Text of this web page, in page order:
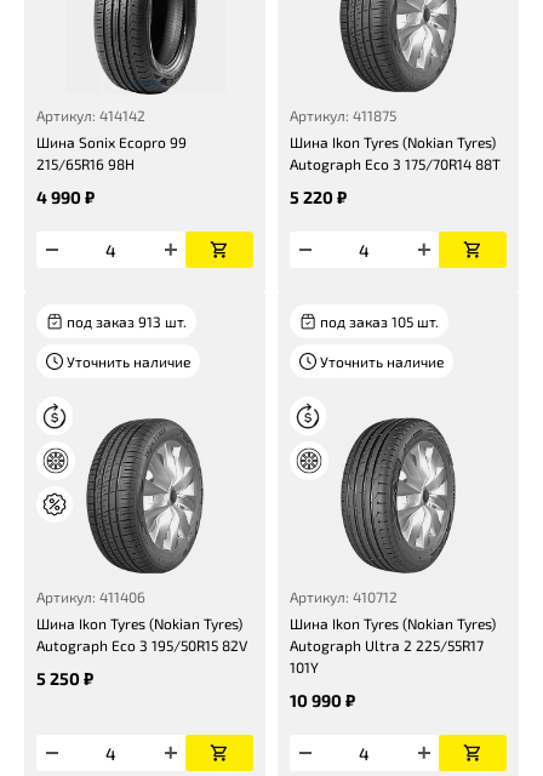
Артикул: 414142
Шина Sonix Ecopro 99
215/65R16 98H
4 990 ₽
Артикул: 411875
Шина Ikon Tyres (Nokian Tyres)
Autograph Eco 3 175/70R14 88T
5 220 ₽
под заказ 913 шт.
Уточнить наличие
Артикул: 411406
Шина Ikon Tyres (Nokian Tyres)
Autograph Eco 3 195/50R15 82V
5 250 ₽
под заказ 105 шт.
Уточнить наличие
Артикул: 410712
Шина Ikon Tyres (Nokian Tyres)
Autograph Ultra 2 225/55R17
101Y
10 990 ₽